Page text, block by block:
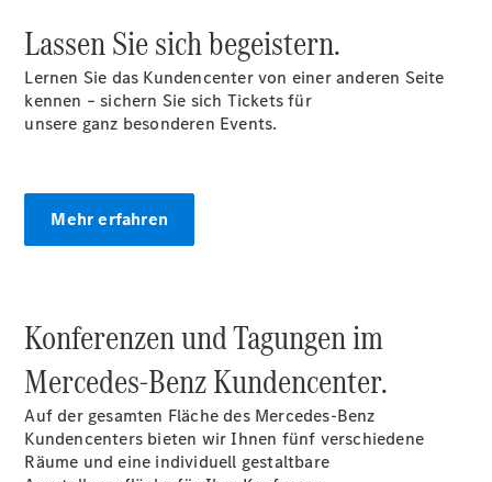
CLA mit EQ-
Technologie
Der neue
CLA
EQE
EQS
Limousine -
elektrisch
Limousine -
E-Klasse
Limousine
S-Klasse
Limousine
S-Klasse
Lassen Sie sich begeistern.
Lernen Sie das Kundencenter von einer anderen Seite
kennen – sichern Sie sich Tickets für
unsere ganz besonderen Events.
Mehr erfahren
Konferenzen und Tagungen im
Mercedes‑Benz Kundencenter.
Auf der gesamten Fläche des Mercedes-Benz
Kundencenters bieten wir Ihnen fünf verschiedene
Räume und eine individuell gestaltbare